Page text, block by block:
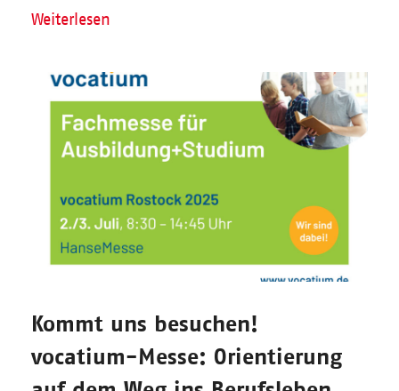
Weiterlesen
Kommt uns besuchen!
vocatium-Messe: Orientierung